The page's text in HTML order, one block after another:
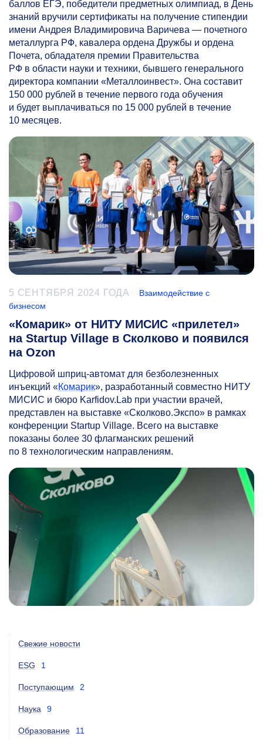
баллов ЕГЭ, победители предметных олимпиад, в День
знаний вручили сертификаты на получение стипендии
имени Андрея Владимировича Варичева — почетного
металлурга РФ, кавалера ордена Дружбы и ордена
Почета, обладателя премии Правительства
РФ в области науки и техники, бывшего генерального
директора компании «Металлоинвест». Она составит
150 000 рублей в течение первого года обучения
и будет выплачиваться по 15 000 рублей в течение
10 месяцев.
5 СЕНТЯБРЯ 2024 ГОДА
Взаимодействие с
бизнесом
«Комарик» от НИТУ МИСИС «прилетел»
на Startup Village в Сколково и появился
на Ozon
Цифровой шприц-автомат для безболезненных
инъекций «Комарик», разработанный совместно НИТУ
МИСИС и бюро Karfidov.Lab при участии врачей,
представлен на выставке «Сколково.Экспо» в рамках
конференции Startup Village. Всего на выставке
показаны более 30 флагманских решений
по 8 технологическим направлениям.
Свежие новости
ESG 1
Поступающим 2
Наука 9
Образование 11